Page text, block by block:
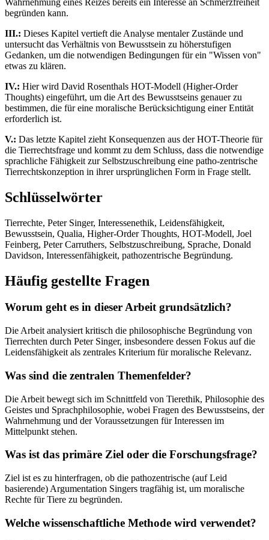
begründen kann.
III.: Dieses Kapitel vertieft die Analyse mentaler Zustände und
untersucht das Verhältnis von Bewusstsein zu höherstufigen
Gedanken, um die notwendigen Bedingungen für ein "Wissen von"
etwas zu klären.
IV.: Hier wird David Rosenthals HOT-Modell (Higher-Order
Thoughts) eingeführt, um die Art des Bewusstseins genauer zu
bestimmen, die für eine moralische Berücksichtigung einer Entität
erforderlich ist.
V.: Das letzte Kapitel zieht Konsequenzen aus der HOT-Theorie für
die Tierrechtsfrage und kommt zu dem Schluss, dass die notwendige
sprachliche Fähigkeit zur Selbstzuschreibung eine patho-zentrische
Tierrechtskonzeption in ihrer ursprünglichen Form in Frage stellt.
Schlüsselwörter
Tierrechte, Peter Singer, Interessenethik, Leidensfähigkeit,
Bewusstsein, Qualia, Higher-Order Thoughts, HOT-Modell, Joel
Feinberg, Peter Carruthers, Selbstzuschreibung, Sprache, Donald
Davidson, Interessenfähigkeit, pathozentrische Begründung.
Häufig gestellte Fragen
Worum geht es in dieser Arbeit grundsätzlich?
Die Arbeit analysiert kritisch die philosophische Begründung von
Tierrechten durch Peter Singer, insbesondere dessen Fokus auf die
Leidensfähigkeit als zentrales Kriterium für moralische Relevanz.
Was sind die zentralen Themenfelder?
Die Arbeit bewegt sich im Schnittfeld von Tierethik, Philosophie des
Geistes und Sprachphilosophie, wobei Fragen des Bewusstseins, der
Wahrnehmung und der Voraussetzungen für Interessen im
Mittelpunkt stehen.
Was ist das primäre Ziel oder die Forschungsfrage?
Ziel ist es zu hinterfragen, ob die pathozentrische (auf Leid
basierende) Argumentation Singers tragfähig ist, um moralische
Rechte für Tiere zu begründen.
Welche wissenschaftliche Methode wird verwendet?